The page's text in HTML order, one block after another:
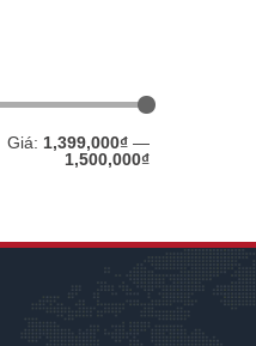
Giá: 1,399,000₫—
1,500,000₫